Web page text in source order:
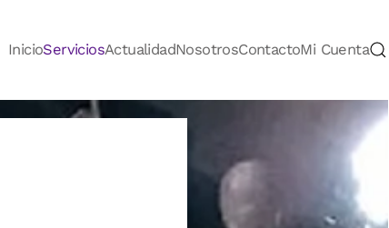
InicioServiciosActualidadNosotrosContactoMi Cuenta